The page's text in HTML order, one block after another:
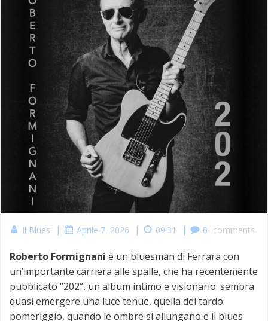
Il Blues | Aprile 7, 2026 | 09:31 | 0 comments
Roberto Formignani è un bluesman di Ferrara con
un’importante carriera alle spalle, che ha recentemente
pubblicato “202”, un album intimo e visionario: sembra
quasi emergere una luce tenue, quella del tardo
pomeriggio, quando le ombre si allungano e il blues